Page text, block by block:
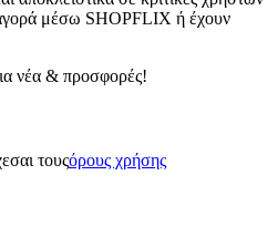
μέσω SHOPFLIX ή έχουν
νέα & προσφορές!
τουςόρους χρήσης